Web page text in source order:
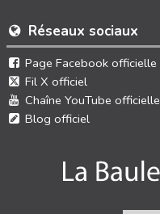
Réseaux sociaux
Page Facebook officielle
Fil X officiel
Chaîne YouTube officielle
Blog officiel